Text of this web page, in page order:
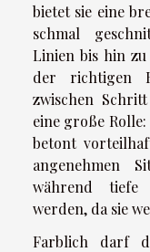
bietet sie eine
schmal
Linien bis hin zu
der richtigen
zwischen
eine große
betont
angenehmen
während tiefe
werden, da sie
Farblich darf